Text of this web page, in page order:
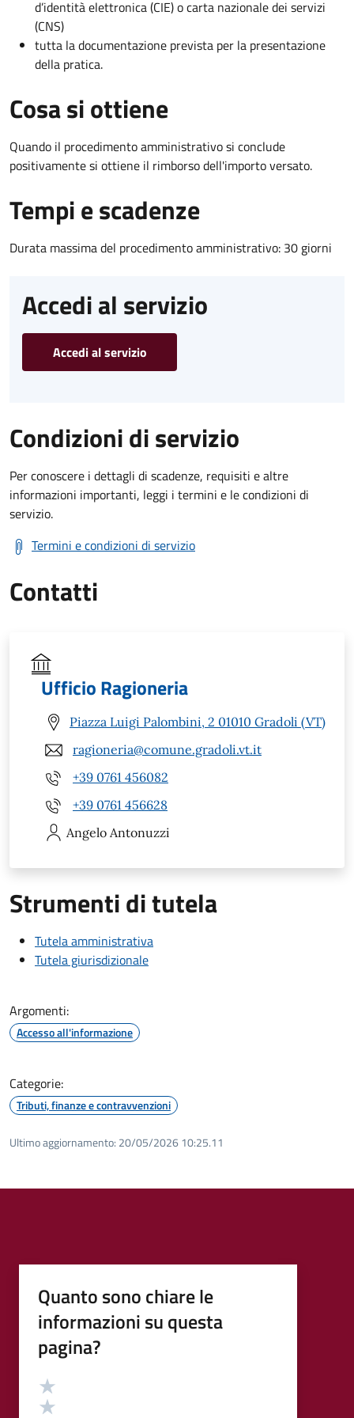
d’identità elettronica (CIE) o carta nazionale dei servizi
(CNS)
tutta la documentazione prevista per la presentazione
della pratica.
Cosa si ottiene
Quando il procedimento amministrativo si conclude
positivamente si ottiene il rimborso dell'importo versato.
Tempi e scadenze
Durata massima del procedimento amministrativo: 30 giorni
Accedi al servizio
Accedi al servizio
Condizioni di servizio
Per conoscere i dettagli di scadenze, requisiti e altre
informazioni importanti, leggi i termini e le condizioni di
servizio.
Termini e condizioni di servizio
Contatti
Ufficio Ragioneria
Piazza Luigi Palombini, 2 01010 Gradoli (VT)
ragioneria@comune.gradoli.vt.it
+39 0761 456082
+39 0761 456628
Angelo Antonuzzi
Strumenti di tutela
Tutela amministrativa
Tutela giurisdizionale
Argomenti:
Accesso all'informazione
Categorie:
Tributi, finanze e contravvenzioni
Ultimo aggiornamento: 20/05/2026 10:25.11
Quanto sono chiare le
informazioni su questa
pagina?
Valutazione